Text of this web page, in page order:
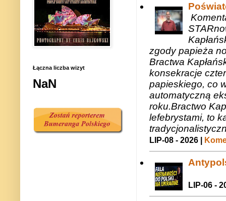
zgody papieża
Bractwa
konsekracje
papieskiego, co
automatyczną
roku.Bractwo
lefebrystami, to
LIP-08 - 2026 |
LIP-06 -
Łączna liczba wizyt
NaN